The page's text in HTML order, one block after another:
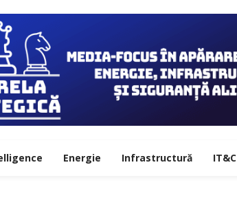
Energie Infrastructură IT&C